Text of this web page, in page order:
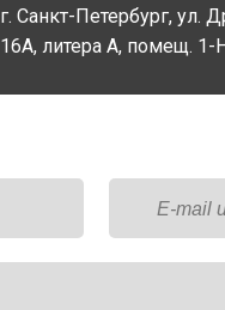
г. Санкт-Петербург, ул.
16А, литера А, помещ. 1-